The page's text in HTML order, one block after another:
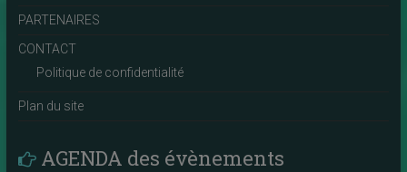
PARTENAIRES
CONTACT
Politique de confidentialité
Plan du site
AGENDA des évènements